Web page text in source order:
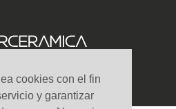
cookies con el fin
y garantizar